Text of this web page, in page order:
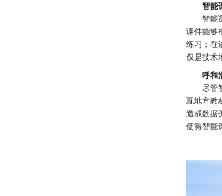
智能
智能课
课件能够
练习；在
仅是技术
呼和
尽管智
现地方教
造成数据
使得智能